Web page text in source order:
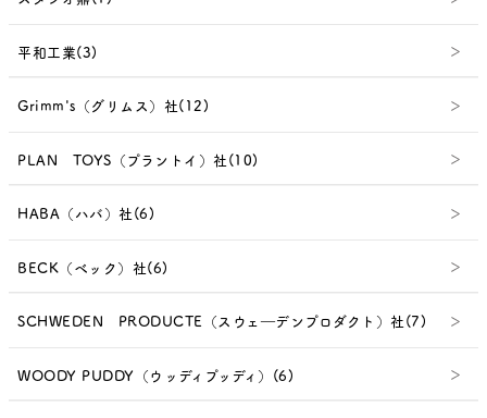
平和工業(3)
Grimm's（グリムス）社(12)
PLAN TOYS（プラントイ）社(10)
HABA（ハバ）社(6)
BECK（ベック）社(6)
SCHWEDEN PRODUCTE（スウェ―デンプロダクト）社(7)
WOODY PUDDY（ウッディプッディ）(6)